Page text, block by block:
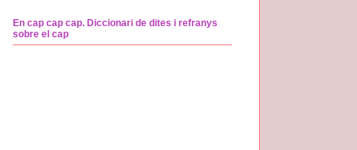
En cap cap cap. Diccionari de dites i refranys
sobre el cap